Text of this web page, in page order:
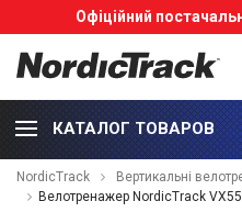
Офіційний
КАТАЛОГ ТОВАРОВ
NordicTrack
Вертикальні
Велотренажер NordicTrack